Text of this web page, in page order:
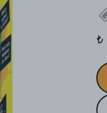
₺